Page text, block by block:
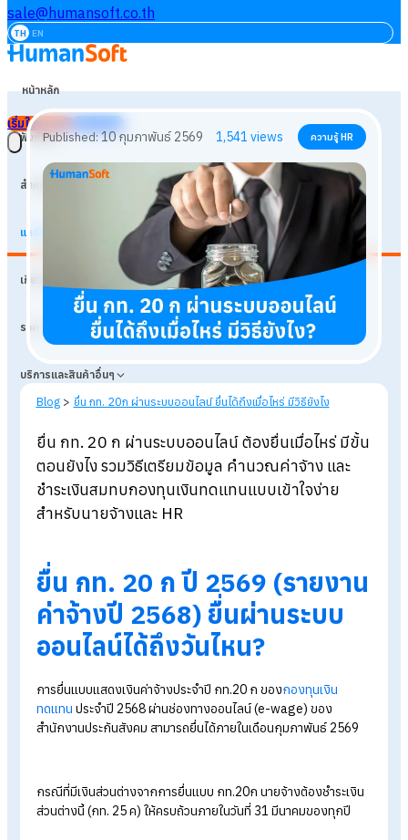
sale@humansoft.co.th
TH EN
หน้าหลัก
ฟังก์ชัน
สำหรับธุรกิจ
แหล่งเรียนรู้
เกี่ยวกับเรา
ราคา
บริการและสินค้าอื่นๆ
เริ่มใช้งานฟรี
10 กุมภาพันธ์ 2569 1,541 views
Blog > ยื่น กท. 20ก ผ่านระบบออนไลน์ ยื่นได้ถึงเมื่อไหร่ มีวิธียังไง
ยื่น กท. 20 ก ผ่านระบบออนไลน์ ต้องยื่นเมื่อไหร่ มี
ตอนยังไง รวมวิธีเตรียมข้อมูล คำนวณค่าจ้าง และ
ชำระเงินสมทบกองทุนเงินทดแทนแบบเข้าใจง่าย
สำหรับนายจ้างและ HR
ยื่น กท. 20 ก ปี 2569 (รายง
ค่าจ้างปี 2568) ยื่นผ่านระบบ